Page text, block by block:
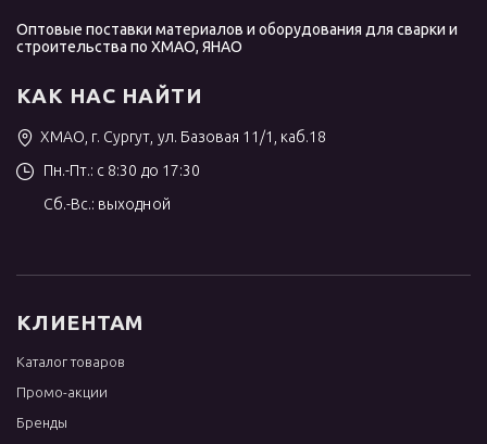
Оптовые поставки материалов и оборудования для сварки и
строительства по ХМАО, ЯНАО
КАК НАС НАЙТИ
ХМАО, г. Сургут, ул. Базовая 11/1, каб.18
Пн.-Пт.: с 8:30 до 17:30
Сб.-Вс.: выходной
КЛИЕНТАМ
Каталог товаров
Промо-акции
Бренды